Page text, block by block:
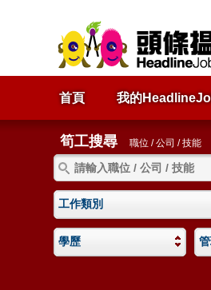
首頁 我的
筍工搜尋 職位 / 公司 / 技能
工作類別
學歷